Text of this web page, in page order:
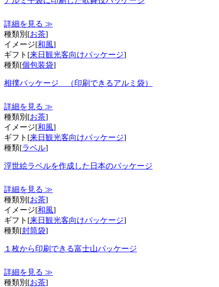
詳細を見る ≫
種類別[お茶]
イメージ[和風]
ギフト[来日観光客向けパッケージ]
種類[個包装袋]
相撲パッケージ （印刷できるアルミ袋）
詳細を見る ≫
種類別[お茶]
イメージ[和風]
ギフト[来日観光客向けパッケージ]
種類[ラベル]
浮世絵ラベルを作成した日本のパッケージ
詳細を見る ≫
種類別[お茶]
イメージ[和風]
ギフト[来日観光客向けパッケージ]
種類[封筒袋]
１枚から印刷できる富士山パッケージ
詳細を見る ≫
種類別[お茶]